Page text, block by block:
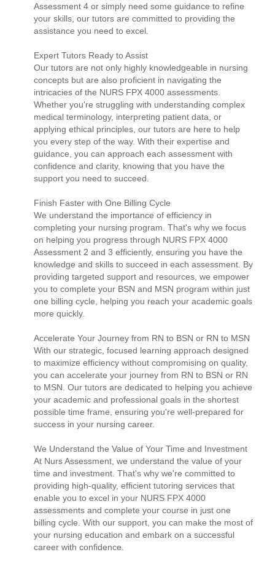
Assessment 4 or simply need some guidance to refine
your skills, our tutors are committed to providing the
assistance you need to excel.
Expert Tutors Ready to Assist
Our tutors are not only highly knowledgeable in nursing
concepts but are also proficient in navigating the
intricacies of the NURS FPX 4000 assessments.
Whether you're struggling with understanding complex
medical terminology, interpreting patient data, or
applying ethical principles, our tutors are here to help
you every step of the way. With their expertise and
guidance, you can approach each assessment with
confidence and clarity, knowing that you have the
support you need to succeed.
Finish Faster with One Billing Cycle
We understand the importance of efficiency in
completing your nursing program. That's why we focus
on helping you progress through NURS FPX 4000
Assessment 2 and 3 efficiently, ensuring you have the
knowledge and skills to succeed in each assessment. By
providing targeted support and resources, we empower
you to complete your BSN and MSN program within just
one billing cycle, helping you reach your academic goals
more quickly.
Accelerate Your Journey from RN to BSN or RN to MSN
With our strategic, focused learning approach designed
to maximize efficiency without compromising on quality,
you can accelerate your journey from RN to BSN or RN
to MSN. Our tutors are dedicated to helping you achieve
your academic and professional goals in the shortest
possible time frame, ensuring you're well-prepared for
success in your nursing career.
We Understand the Value of Your Time and Investment
At Nurs Assessment, we understand the value of your
time and investment. That's why we're committed to
providing high-quality, efficient tutoring services that
enable you to excel in your NURS FPX 4000
assessments and complete your course in just one
billing cycle. With our support, you can make the most of
your nursing education and embark on a successful
career with confidence.